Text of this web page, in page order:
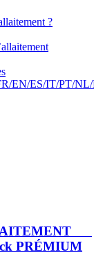
?
EN/ES/IT/PT/
PRÉMIUM